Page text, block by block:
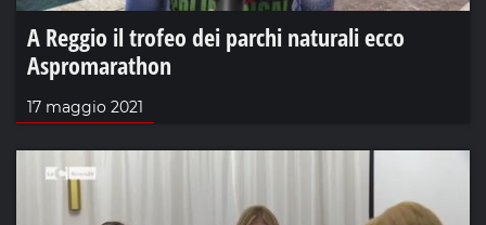
A Reggio il trofeo dei parchi naturali ecco
Aspromarathon
17 maggio 2021